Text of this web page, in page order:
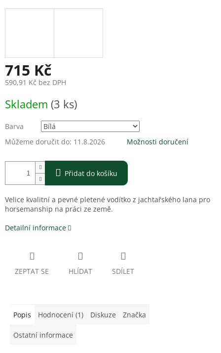
715 Kč
590,91 Kč bez DPH
cena:
Skladem (3 ks)
Barva
Můžeme doručit do: 11.8.2026 Možnosti doručení
Přidat do košíku
Velice kvalitní a pevné pletené vodítko z jachtařského lana pro
horsemanship na práci ze země.
Detailní informace
ZEPTAT SE HLÍDAT SDÍLET
Popis Hodnocení (1) Diskuze Značka
Ostatní informace